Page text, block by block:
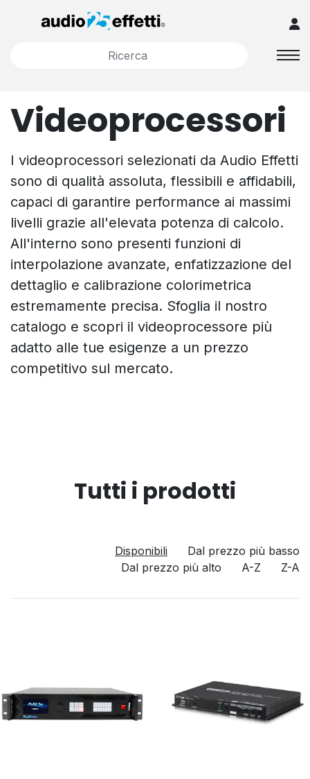
Videoprocessori
I videoprocessori selezionati da Audio Effetti
sono di qualità assoluta, flessibili e affidabili,
capaci di garantire performance ai massimi
livelli grazie all'elevata potenza di calcolo.
All'interno sono presenti funzioni di
interpolazione avanzate, enfatizzazione del
dettaglio e calibrazione colorimetrica
estremamente precisa. Sfoglia il nostro
catalogo e scopri il videoprocessore più
adatto alle tue esigenze a un prezzo
competitivo sul mercato.
Tutti i prodotti
Disponibili
Dal prezzo più basso
Dal prezzo più alto
A-Z Z-A